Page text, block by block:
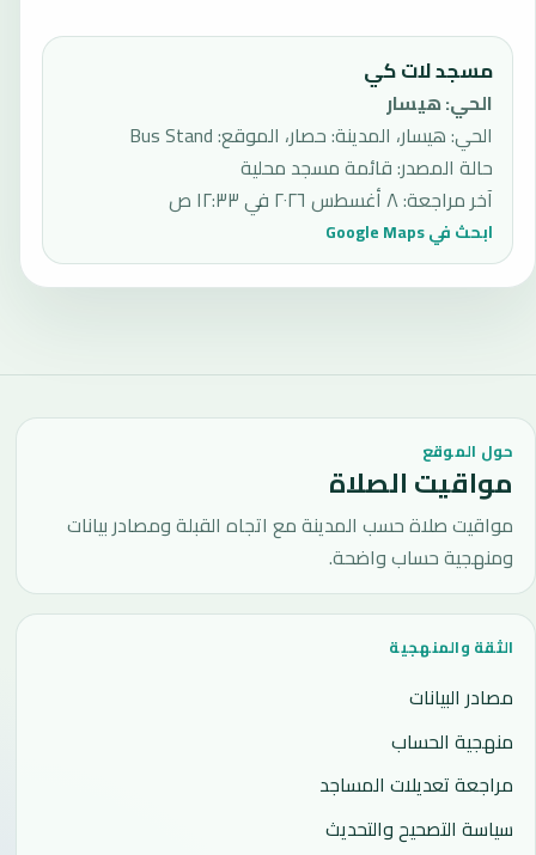
مسجد لات كي
الحي:هيسار
الحي: هيسار، المدينة: حصار، الموقع: Bus Stand
حالة المصدر:قائمة مسجد محلية
آخر مراجعة:٨ أغسطس ٢٠٢٦ في ١٢:٣٣ ص
ابحث في Google Maps
حول الموقع
مواقيت الصلاة
مواقيت صلاة حسب المدينة مع اتجاه القبلة ومصادر بيانات
ومنهجية حساب واضحة.
الثقة والمنهجية
مصادر البيانات
منهجية الحساب
مراجعة تعديلات المساجد
سياسة التصحيح والتحديث